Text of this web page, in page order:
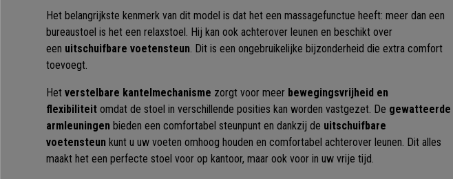
Het belangrijkste kenmerk van dit model is dat het een massagefunctue heeft: meer dan een
bureaustoel is het een relaxstoel. Hij kan ook achterover leunen en beschikt over
een uitschuifbare voetensteun. Dit is een ongebruikelijke bijzonderheid die extra comfort
toevoegt.
Het verstelbare kantelmechanisme zorgt voor meer bewegingsvrijheid en
flexibiliteit omdat de stoel in verschillende posities kan worden vastgezet. De gewatteerde
armleuningen bieden een comfortabel steunpunt en dankzij de uitschuifbare
voetensteun kunt u uw voeten omhoog houden en comfortabel achterover leunen. Dit alles
maakt het een perfecte stoel voor op kantoor, maar ook voor in uw vrije tijd.